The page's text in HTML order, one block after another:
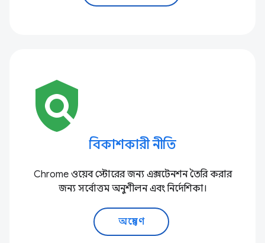
policy
বিকাশকারী নীতি
Chrome ওয়েব স্টোরের জন্য এক্সটেনশন তৈরি করার
জন্য সর্বোত্তম অনুশীলন এবং নির্দেশিকা।
অন্বেষণ